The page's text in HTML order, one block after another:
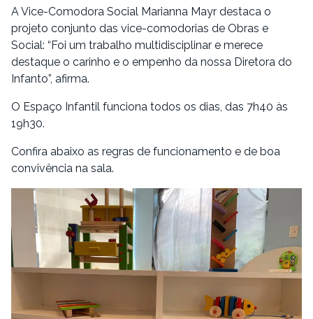
A Vice-Comodora Social Marianna Mayr destaca o
projeto conjunto das vice-comodorias de Obras e
Social: “Foi um trabalho multidisciplinar e merece
destaque o carinho e o empenho da nossa Diretora do
Infanto”, afirma.
O Espaço Infantil funciona todos os dias, das 7h40 às
19h30.
Confira abaixo as regras de funcionamento e de boa
convivência na sala.